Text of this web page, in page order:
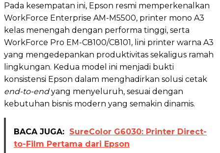
Pada kesempatan ini, Epson resmi memperkenalkan
WorkForce Enterprise AM-M5500, printer mono A3
kelas menengah dengan performa tinggi, serta
WorkForce Pro EM-C8100/C8101, lini printer warna A3
yang mengedepankan produktivitas sekaligus ramah
lingkungan. Kedua model ini menjadi bukti
konsistensi Epson dalam menghadirkan solusi cetak
end-to-endyang menyeluruh, sesuai dengan
kebutuhan bisnis modern yang semakin dinamis.
BACA JUGA: SureColor G6030: Printer Direct-
to-Film Pertama dari Epson